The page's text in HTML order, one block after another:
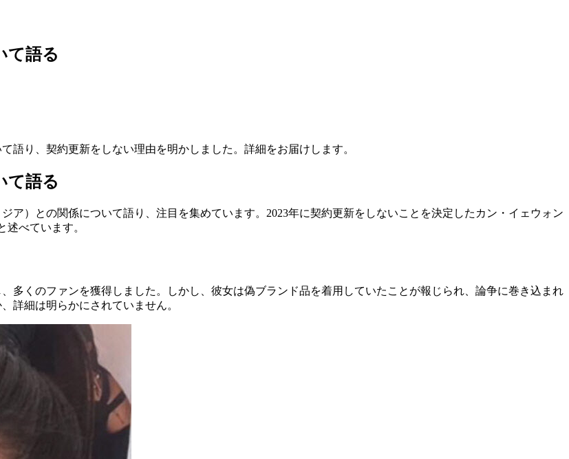
て語る
り、契約更新をしない理由を明かしました。詳細をお届けします。
て語る
ア）との関係について語り、注目を集めています。2023年に契約更新をしないことを決定したカン・イェウォン
べています。
多くのファンを獲得しました。しかし、彼女は偽ブランド品を着用していたことが報じられ、論争に巻き込まれ
詳細は明らかにされていません。